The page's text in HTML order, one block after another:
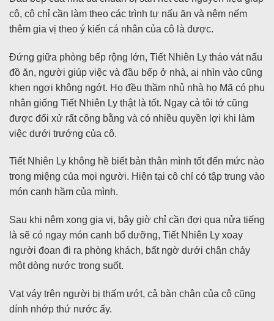
cô, cô chỉ cần làm theo các trình tự nấu ăn và nêm nếm
thêm gia vị theo ý kiến cá nhân của cô là được.
Đứng giữa phòng bếp rộng lớn, Tiết Nhiên Ly tháo vát nấu
đồ ăn, người giúp việc và đầu bếp ở nhà, ai nhìn vào cũng
khen ngợi không ngớt. Họ đều thầm nhủ nhà họ Mã có phu
nhân giống Tiết Nhiên Ly thật là tốt. Ngay cả tôi tớ cũng
được đối xử rất công bằng và có nhiều quyền lợi khi làm
việc dưới trướng của cô.
Tiết Nhiên Ly không hề biết bản thân mình tốt đến mức nào
trong miệng của mọi người. Hiện tại cô chỉ có tập trung vào
món canh hầm của mình.
Sau khi nêm xong gia vị, bây giờ chỉ cần đợi qua nửa tiếng
là sẽ có ngay món canh bổ dưỡng, Tiết Nhiên Ly xoay
người đoan đi ra phòng khách, bất ngờ dưới chân chảy
một dòng nước trong suốt.
Vạt váy trên người bị thấm ướt, cả bàn chân của cô cũng
dính nhớp thứ nước ấy.